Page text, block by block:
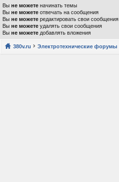
Вы не можете начинать темы
Вы не можете отвечать на сообщения
Вы не можете редактировать свои сообщения
Вы не можете удалять свои сообщения
Вы не можете добавлять вложения
380v.ru Электротехнические форумы